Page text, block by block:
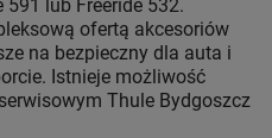
591 lub Freeride 532.
ofertą akcesoriów
na bezpieczny dla auta i
Istnieje możliwość
Thule Bydgoszcz